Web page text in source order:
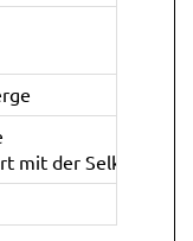
mit der